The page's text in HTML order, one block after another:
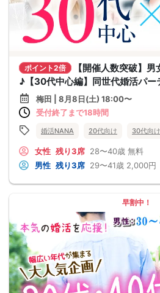
ポイント2倍
【開催人数突破】
♪【30代中心編】同世代婚活パー
梅田 | 8月8日(土) 18:00〜
受付終了まで18時間
婚活NANA 20代向け 30代向け
女性 残り3席 28〜40歳 無料
男性 残り3席 29〜41歳 2,000円
早割中！